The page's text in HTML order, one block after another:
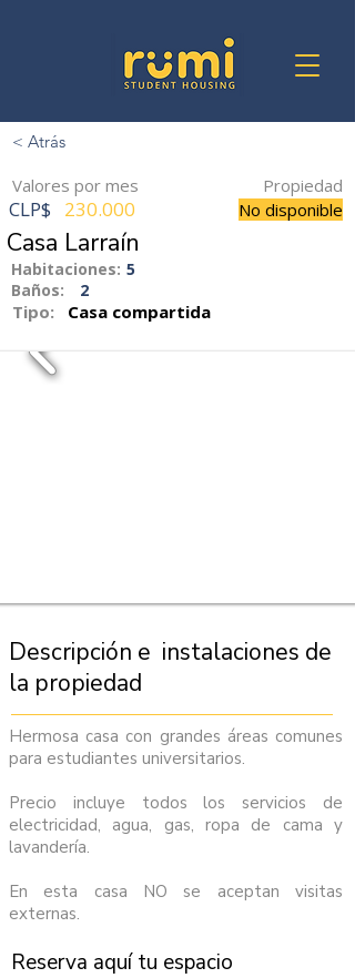
< Atrás
Valores por mes
CLP$ 230.000
Propiedad
No disponible
Casa Larraín
Habitaciones: 5
Baños:
2
Tipo: Casa compartida
Descripción e instalaciones de
la propiedad
Hermosa casa con grandes áreas comunes
para estudiantes universitarios.
Precio incluye todos los servicios de
electricidad, agua, gas, ropa de cama y
lavandería.
En esta casa NO se aceptan visitas
externas.
Reserva aquí tu espacio